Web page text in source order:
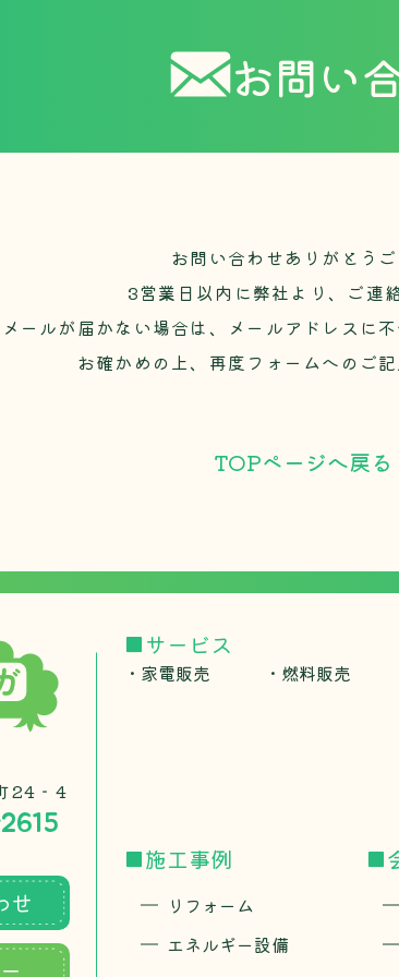
お問い
お問い合わせありがとうご
3営業日以内に弊社より、ご連
ールが届かない場合は、メールアドレスに
お確かめの上、再度フォームへのご記
TOPページへ戻る
24‐4
せ
■サービス
・家電販売 ・燃料販売
■施工事例
リフォーム
エネルギー設備
■